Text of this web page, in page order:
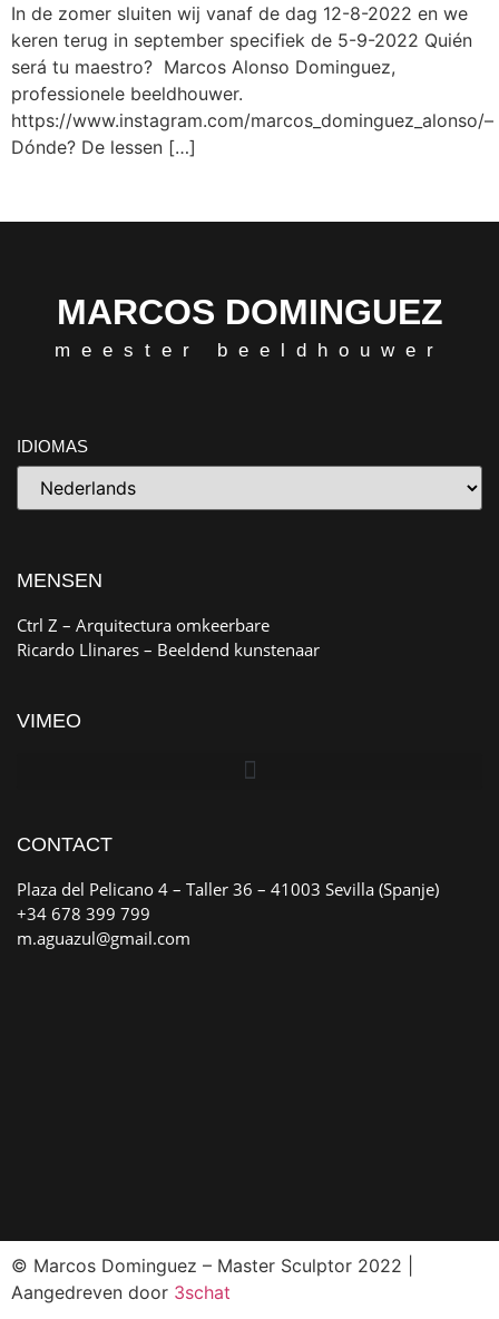
In de zomer sluiten wij vanaf de dag 12-8-2022 en we
keren terug in september specifiek de 5-9-2022 Quién
será tu maestro? Marcos Alonso Dominguez,
professionele beeldhouwer.
https://www.instagram.com/marcos_dominguez_alonso/–
Dónde? De lessen […]
MARCOS DOMINGUEZ
meester beeldhouwer
IDIOMAS
MENSEN
Ctrl Z – Arquitectura omkeerbare
Ricardo Llinares – Beeldend kunstenaar
VIMEO
CONTACT
Plaza del Pelicano 4 – Taller 36 – 41003 Sevilla (Spanje)
+34 678 399 799
m.aguazul@gmail.com
© Marcos Dominguez – Master Sculptor 2022 |
Aangedreven door 3schat